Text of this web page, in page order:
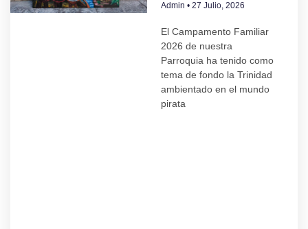
Admin 27 Julio, 2026
El Campamento Familiar
2026 de nuestra
Parroquia ha tenido como
tema de fondo la Trinidad
ambientado en el mundo
pirata